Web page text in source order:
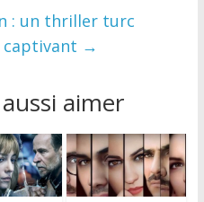
: un thriller turc
captivant →
aimer